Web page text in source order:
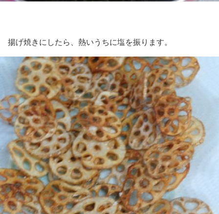
揚げ焼きにしたら、熱いうちに塩を振ります。